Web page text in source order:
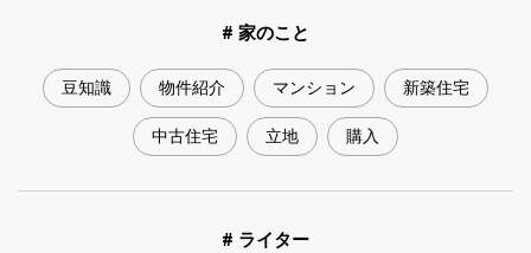
# 家のこと
豆知識 物件紹介 マンション 新築住宅
中古住宅 立地 購入
# ライター